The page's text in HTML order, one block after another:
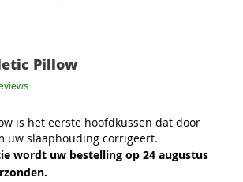
Pillow
is het eerste hoofdkussen dat door
uw slaaphouding corrigeert.
wordt uw bestelling op 24 augustus